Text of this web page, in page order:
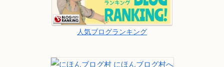
人気ブログランキング